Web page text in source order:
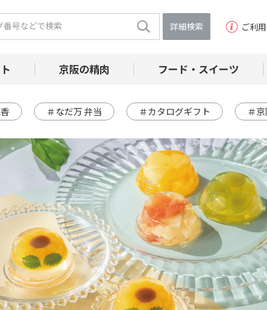
詳細検索 ご利
京阪の精肉 フード・スイーツ
＃なだ万 弁当 ＃カタログギフト ＃